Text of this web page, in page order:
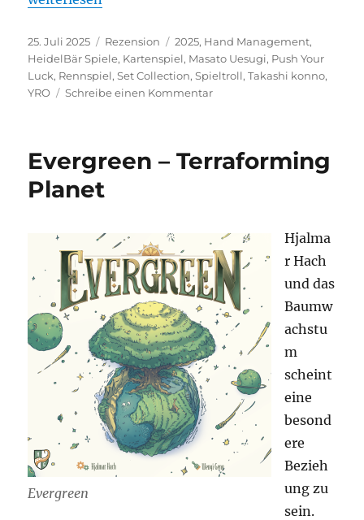
Veröffentlicht
am
25. Juli 2025 Kategorien
Rezension Schlagwörter
2025, Hand Management,
HeidelBär Spiele, Kartenspiel, Masato Uesugi, Push Your
Luck, Rennspiel,Set Collection,Spieltroll,Takashi konno,
YRO
Schreibe einen Kommentarzu
Symbiose
Evergreen – Terraforming
Planet
Evergreen
Hjalma
r Hach
und das
Baumw
achstu
m
scheint
eine
besond
ere
Bezieh
ung zu
sein.